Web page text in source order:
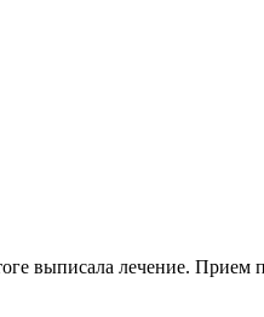
выписала лечение.